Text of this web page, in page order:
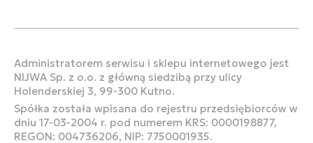
Administratorem serwisu i sklepu internetowego jest
NIJWA Sp. z o.o. z główną siedzibą przy ulicy
Holenderskiej 3, 99-300 Kutno.
Spółka została wpisana do rejestru przedsiębiorców w
dniu 17-03-2004 r. pod numerem KRS: 0000198877,
REGON: 004736206, NIP: 7750001935.